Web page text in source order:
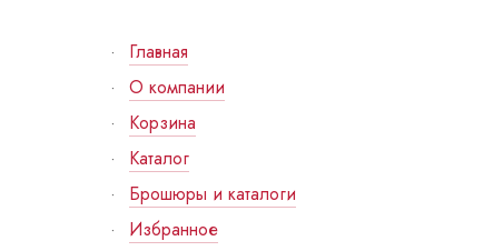
Главная
О компании
Корзина
Каталог
Брошюры и каталоги
Избранное